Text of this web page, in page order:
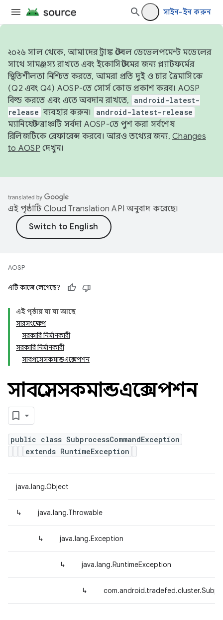
সাইন-ইন করুন
২০২৬ সাল থেকে, আমাদের ট্রাঙ্ক স্টেবল ডেভেলপমেন্ট মডেলের
সাথে সামঞ্জস্য রাখতে এবং ইকোসিস্টেমের জন্য প্ল্যাটফর্মের
স্থিতিশীলতা নিশ্চিত করতে, আমরা প্রতি দুই ও চার ত্রৈমাসিকে
(Q2 এবং Q4) AOSP-তে সোর্স কোড প্রকাশ করব। AOSP
বিল্ড করতে এবং এতে অবদান রাখতে,
android-latest-
release ব্যবহার করুন। android-latest-release
ম্যানিফেস্ট ব্রাঞ্চটি সর্বদা AOSP-তে পুশ করা সর্বশেষ
রিলিজটিকে রেফারেন্স করবে। আরও তথ্যের জন্য, Changes
to AOSP দেখুন।
এই পৃষ্ঠাটি Cloud Translation API অনুবাদ করেছে।
AOSP
এটি কাজে লেগেছে?
এই পৃষ্ঠায় যা যা আছে
সারসংক্ষেপ
সরকারি নির্মাণকারী
সরকারি নির্মাণকারী
সাবপ্রসেসকমান্ডএক্সেপশন
সাবপ্রসেসকমান্ডএক্সেপশন
public class SubprocessCommandException
extends RuntimeException
java.lang.Object
↳ java.lang.Throwable
↳ java.lang.Exception
↳ java.lang.RuntimeException
↳